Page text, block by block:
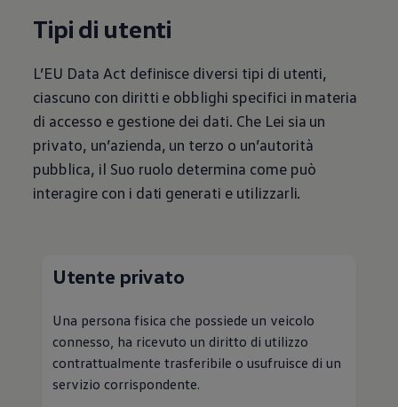
Tipi di utenti
L’EU Data Act definisce diversi tipi di utenti,
ciascuno con diritti e obblighi specifici in materia
di accesso e gestione dei dati. Che Lei sia un
privato, un’azienda, un terzo o un’autorità
pubblica, il Suo ruolo determina come può
interagire con i dati generati e utilizzarli.
Utente privato
Una persona fisica che possiede un veicolo
connesso, ha ricevuto un diritto di utilizzo
contrattualmente trasferibile o usufruisce di un
servizio corrispondente.